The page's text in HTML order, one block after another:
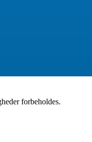
forbeholdes.